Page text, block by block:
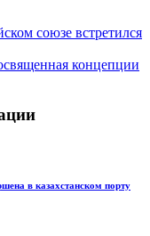
союзе встретился
концепции
в казахстанском порту